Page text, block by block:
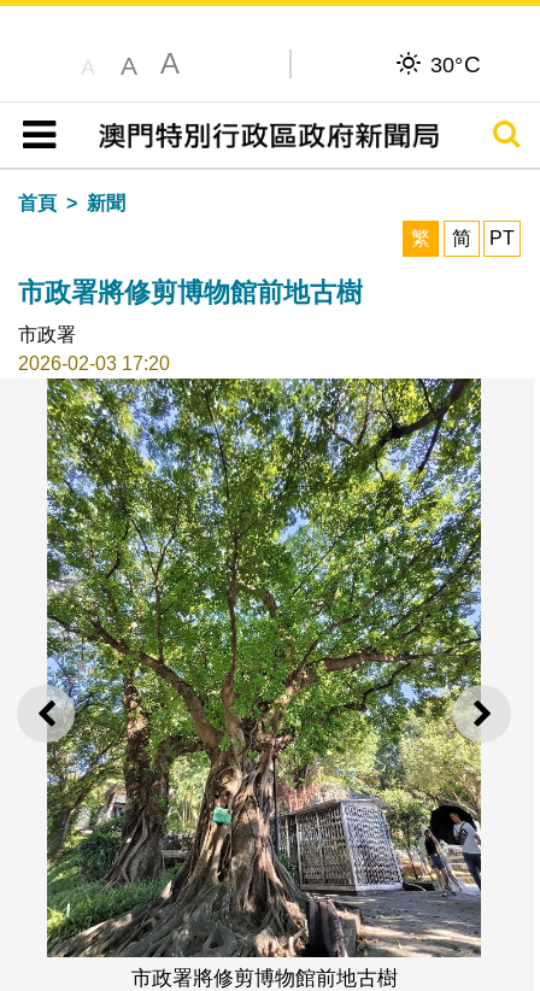
A A A 30°C
目錄
搜尋
首頁
新聞
繁
简 PT
市政署將修剪博物館前地古樹
市政署
2026-02-03 17:20
上一則 下一
剪博物館前地古樹